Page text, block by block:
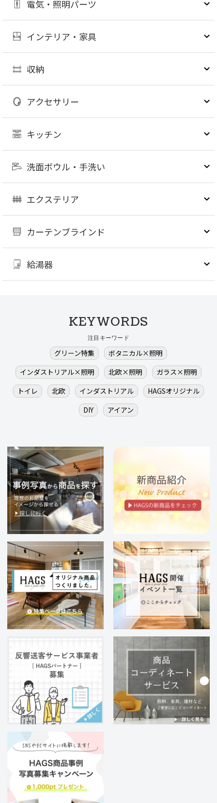
電気・照明パーツ
インテリア・家具
収納
アクセサリー
キッチン
洗面ボウル・手洗い
エクステリア
カーテンブラインド
給湯器
KEYWORDS
注目キーワード
グリーン特集
ボタニカル×照明
インダストリアル×照明
北欧×照明
ガラス×照明
トイレ
北欧 インダストリアル
HAGSオリジナル
DIY
アイアン